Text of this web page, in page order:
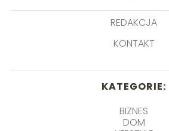
REDAKCJA
KONTAKT
KATEGORIE:
BIZNES
DOM